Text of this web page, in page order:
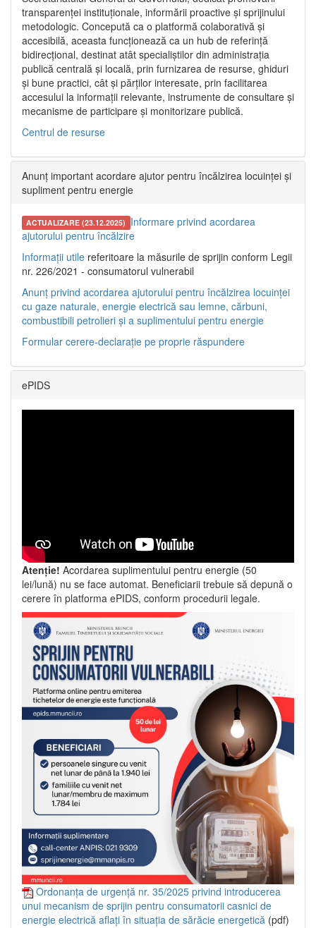
transparenței instituționale, informării proactive și sprijinului
metodologic. Concepută ca o platformă colaborativă și
accesibilă, aceasta funcționează ca un hub de referință
bidirecțional, destinat atât specialiștilor din administrația
publică centrală și locală, prin furnizarea de resurse, ghiduri
și bune practici, cât și părților interesate, prin facilitarea
accesului la informații relevante, instrumente de consultare și
mecanisme de participare și monitorizare publică.
Centrul de resurse
Anunț important acordare ajutor pentru încălzirea locuinței și
supliment pentru energie
ACTUALIZARE (23.12.2025) Informare privind acordarea
ajutorului pentru încălzire
Informații utile referitoare la măsurile de sprijin conform Legii
nr. 226/2021 - consumatorul vulnerabil
Anunț privind acordarea ajutorului pentru încălzirea locuinței
cu gaze naturale, energie electrică sau lemne, cărbuni,
combustibili petrolieri și a suplimentului pentru energie
Formular cerere-declarație pe proprie răspundere
ePIDS
Atenție! Acordarea suplimentului pentru energie (50
lei/lună) nu se face automat. Beneficiarii trebuie să depună o
cerere în platforma ePIDS, conform procedurii legale.
Ordonanța de urgență nr. 35/2025 privind introducerea
unui mecanism de sprijin pentru consumatorii casnici de
energie electrică aflați în situația de sărăcie energetică (pdf)